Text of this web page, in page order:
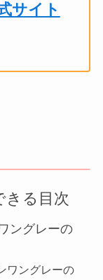
サイト
きる目次
ングレーの
ワングレーの